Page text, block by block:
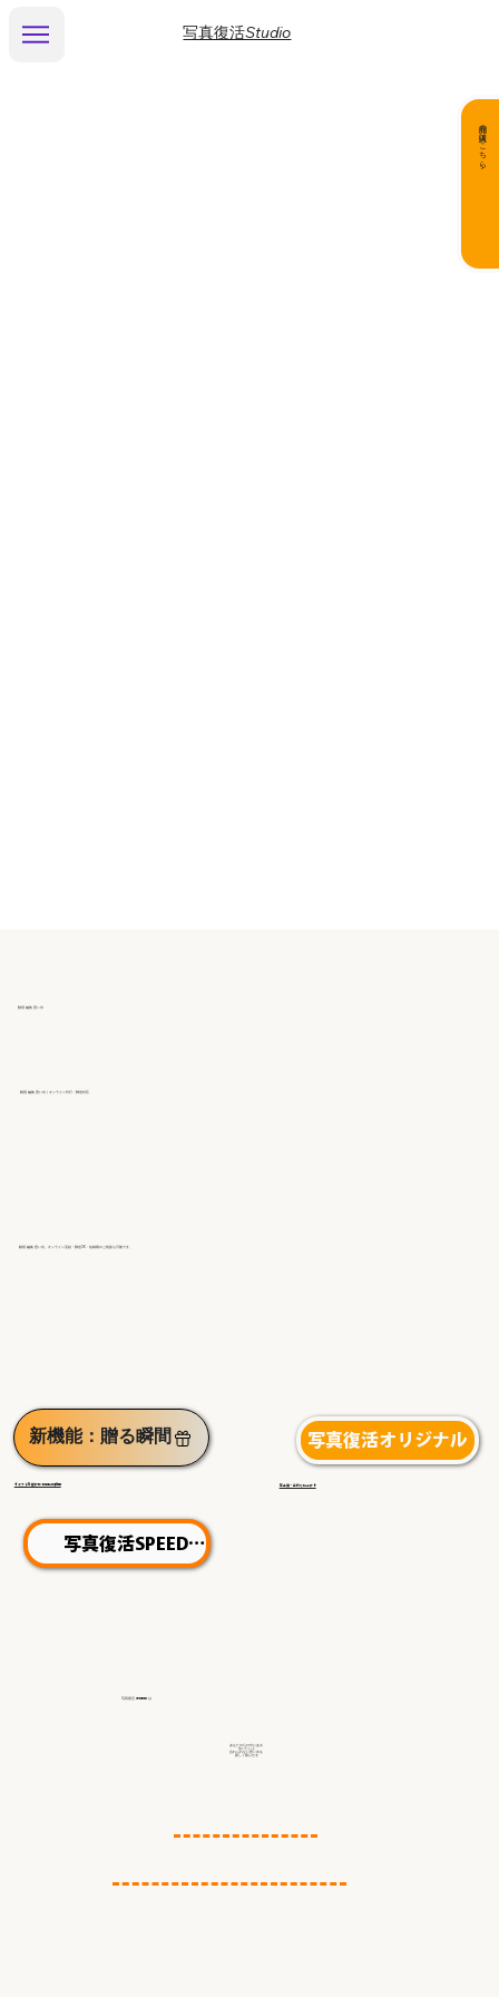
写真復活Studio
写真復活オリジナル
写真復活SPEED
新機能：贈る瞬間
動画 編集 思い出。オンライン完結・郵送OK・短納期のご相談も可能です。
動画 編集 思い出｜オンライン代行・郵送対応
動画 編集 思い出
あなたの心の中にある
会いたい人
忘れられない思い出を
新しく蘇らせる
写真復活 STUDIO
商品の購入はこちら▶